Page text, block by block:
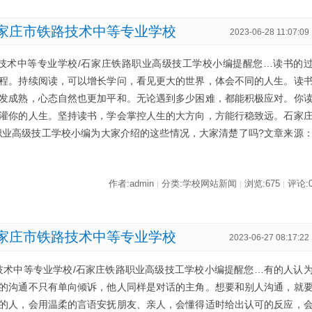
庄市铁路技术中等专业学校 2023-06-28 11:07:09
术中等专业学校/石家庄铁路职业高级技工学校小编提醒您…读书的
。持续阅读，可以增长学问，看见更大的世界，体会不同的人生。读
成熟，心态自然也更加平和。无论遇到多少困难，都能积极应对。你
你的人生。坚持读书，学会掌控人生的大方向，方能行稳致远。石家
高级技工学校小编为大家介绍的这些情况，大家清楚了吗?文章来源
作者:admin | 分类:学校网站新闻 | 浏览:675 | 评论
庄市铁路技术中等专业学校 2023-06-27 08:17:22
中等专业学校/石家庄铁路职业高级技工学校小编提醒您…有的人认
沟通不只有单向倾诉，他人同样是对话的主角。想要和别人沟通，就
人，会用温柔的言语安抚朋友、亲人，会懂得适时给出认可的反应，